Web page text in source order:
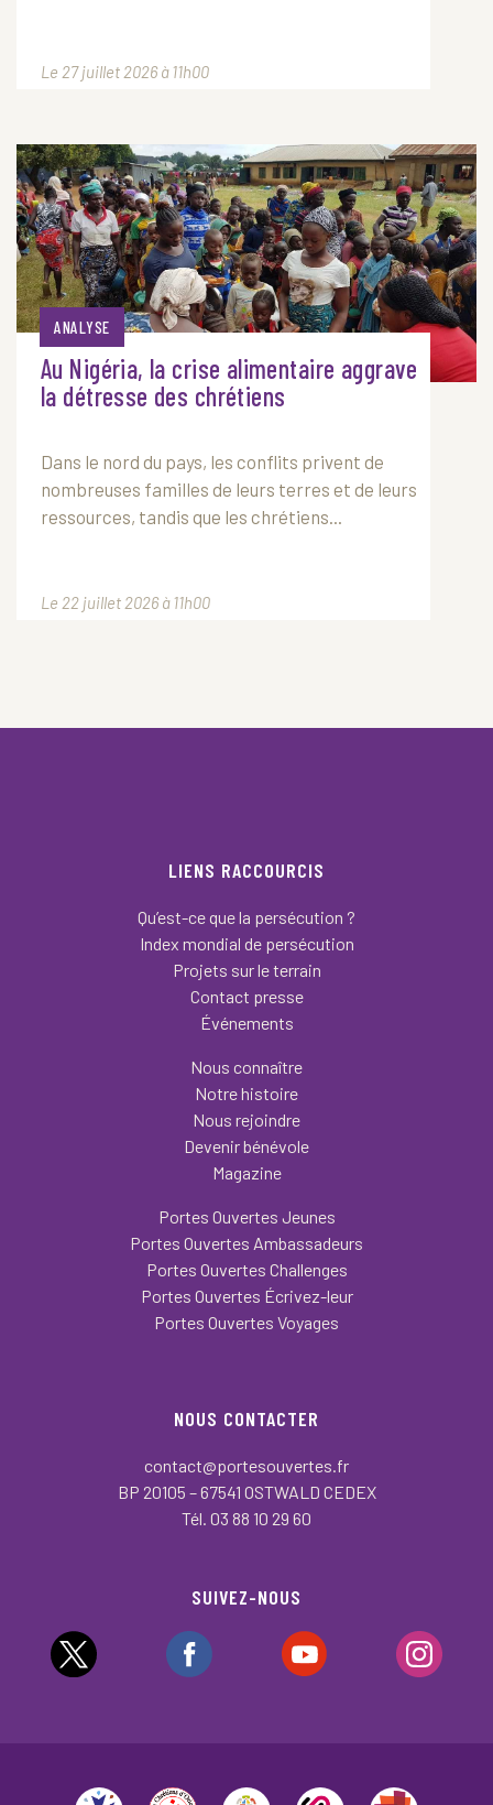
Le 27 juillet 2026 à 11h00
ANALYSE
Au Nigéria, la crise alimentaire aggrave
la détresse des chrétiens
Dans le nord du pays, les conflits privent de
nombreuses familles de leurs terres et de leurs
ressources, tandis que les chrétiens...
Le 22 juillet 2026 à 11h00
LIENS RACCOURCIS
Qu’est-ce que la persécution ?
Index mondial de persécution
Projets sur le terrain
Contact presse
Événements
Nous connaître
Notre histoire
Nous rejoindre
Devenir bénévole
Magazine
Portes Ouvertes Jeunes
Portes Ouvertes Ambassadeurs
Portes Ouvertes Challenges
Portes Ouvertes Écrivez-leur
Portes Ouvertes Voyages
NOUS CONTACTER
contact@portesouvertes.fr
BP 20105 – 67541 OSTWALD CEDEX
Tél. 03 88 10 29 60
SUIVEZ-NOUS